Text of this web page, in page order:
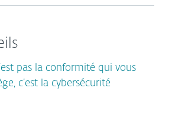
pas la conformité qui vous
c’est la cybersécurité